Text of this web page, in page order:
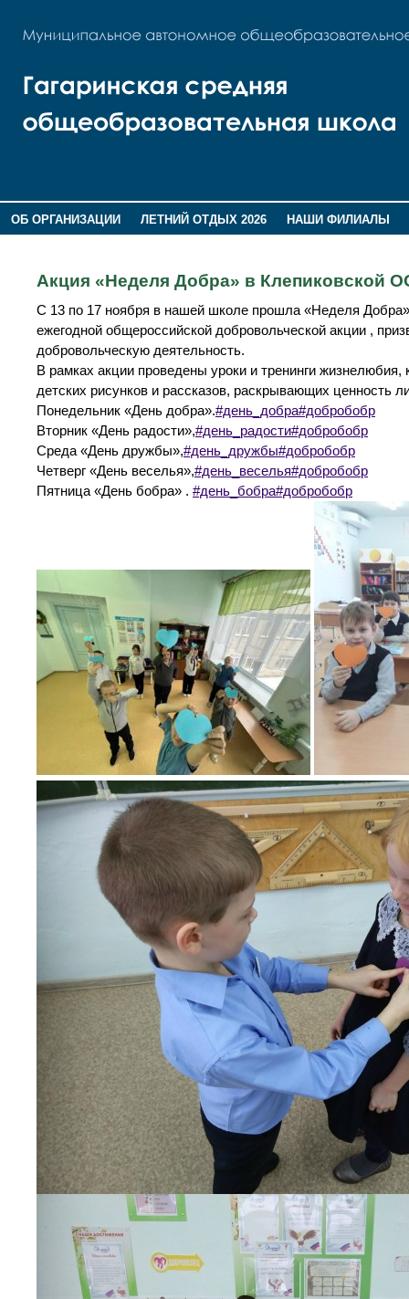
ОБ ОРГАНИЗАЦИИ ЛЕТНИЙ ОТДЫХ 2026
НАШИ ФИЛИАЛЫ
Акция «Неделя Добра» в Клепиковской
С 13 по 17 ноября в нашей школе прошла «Неделя
ежегодной общероссийской добровольческой акции ,
добровольческую деятельность.
В рамках акции проведены уроки и тренинги
детских рисунков и рассказов, раскрывающих ценность
Понедельник «День добра».#день_добра#добробобр
Вторник «День радости»,#день_радости#добробобр
Среда «День дружбы»,#день_дружбы#добробобр
Четверг «День веселья»,#день_веселья#добробобр
Пятница «День бобра» . #день_бобра#добробобр